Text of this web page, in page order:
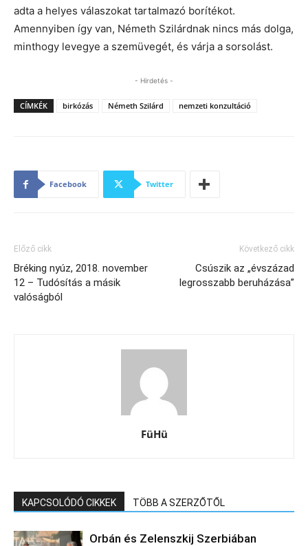
adta a helyes válaszokat tartalmazó borítékot.
Amennyiben így van, Németh Szilárdnak nincs más dolga,
minthogy levegye a szemüvegét, és várja a sorsolást.
- Hirdetés -
CÍMKÉK birkózás Németh Szilárd nemzeti konzultáció
Facebook Twitter
Előző cikk
Bréking nyúz, 2018. november
12 – Tudósítás a másik
valóságból
Következő cikk
Csúszik az „évszázad
legrosszabb beruházása”
FüHü
KAPCSOLÓDÓ CIKKEK TÖBB A SZERZŐTŐL
Orbán és Zelenszkij Szerbiában